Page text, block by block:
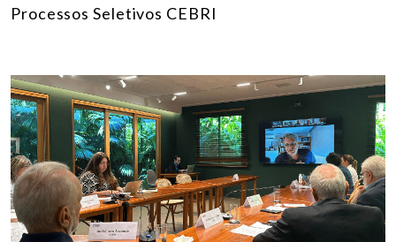
Processos Seletivos CEBRI